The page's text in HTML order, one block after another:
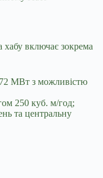
хабу включає зокрема
МВт з можливістю
250 куб. м/год;
та центральну